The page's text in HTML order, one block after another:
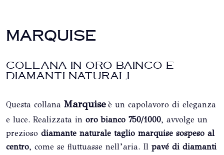
MARQUISE
COLLANA IN ORO BAINCO E
DIAMANTI NATURALI
Questa collana Marquise è un capolavoro di eleganza
e luce. Realizzata in oro bianco 750/1000, avvolge un
prezioso diamante naturale taglio marquise sospeso al
centro, come se fluttuasse nell’aria. Il pavé di diamanti